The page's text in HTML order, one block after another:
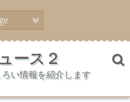
ース２
い情報を紹介します